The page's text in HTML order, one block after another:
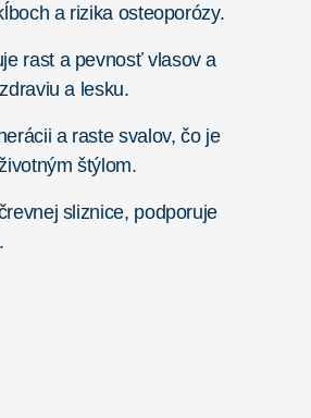
a rizika osteoporózy.
rast a pevnosť vlasov a
a lesku.
a raste svalov, čo je
štýlom.
sliznice, podporuje